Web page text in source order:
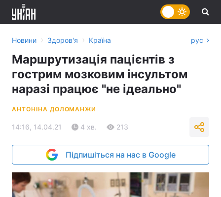
Новини › Здоров'я › Країна рус
Маршрутизація пацієнтів з
гострим мозковим інсультом
наразі працює "не ідеально"
АНТОНІНА ДОЛОМАНЖИ
14:16, 14.04.21 4 хв. 213
Підпишіться на нас в Google